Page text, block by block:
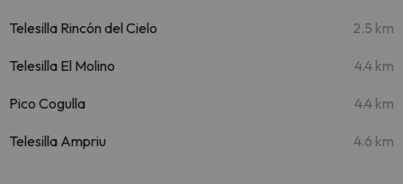
Telesilla Rincón del Cielo 2.5 km
Telesilla El Molino 4.4 km
Pico Cogulla 4.4 km
Telesilla Ampriu 4.6 km